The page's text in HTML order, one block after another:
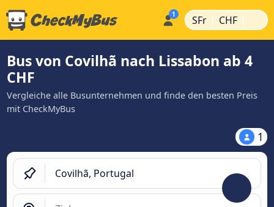
SFr | CHF |
Bus von Covilhã nach Lissabon ab 4
CHF
Vergleiche alle Busunternehmen und finde den besten Preis
mit CheckMyBus
1